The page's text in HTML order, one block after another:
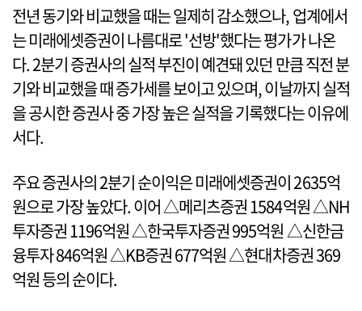
전년 동기와 비교했을 때는 일제히 감소했으나, 업계에서
는 미래에셋증권이 나름대로 '선방'했다는 평가가 나온
다. 2분기 증권사의 실적 부진이 예견돼 있던 만큼 직전 분
기와 비교했을 때 증가세를 보이고 있으며, 이날까지 실적
을 공시한 증권사 중 가장 높은 실적을 기록했다는 이유에
서다.
주요 증권사의 2분기 순이익은 미래에셋증권이 2635억
원으로 가장 높았다. 이어 △메리츠증권 1584억원 △NH
투자증권 1196억원 △한국투자증권 995억원 △신한금
융투자 846억원 △KB증권 677억원 △현대차증권 369
억원 등의 순이다.